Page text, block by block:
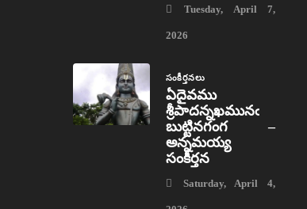
Tuesday, April 7,
2026
సంకీర్తనలు
ఏదైవము
శ్రీపాదన్నఖమునఁ
బుట్టినగంగ –
అన్నమయ్య
సంకీర్తన
Saturday, April 4,